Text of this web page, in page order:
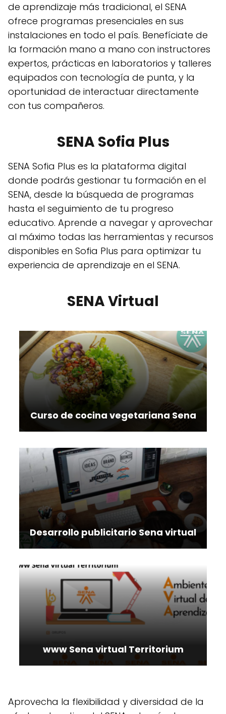
de aprendizaje más tradicional, el SENA
ofrece programas presenciales en sus
instalaciones en todo el país. Benefíciate de
la formación mano a mano con instructores
expertos, prácticas en laboratorios y talleres
equipados con tecnología de punta, y la
oportunidad de interactuar directamente
con tus compañeros.
SENA Sofia Plus
SENA Sofia Plus es la plataforma digital
donde podrás gestionar tu formación en el
SENA, desde la búsqueda de programas
hasta el seguimiento de tu progreso
educativo. Aprende a navegar y aprovechar
al máximo todas las herramientas y recursos
disponibles en Sofia Plus para optimizar tu
experiencia de aprendizaje en el SENA.
SENA Virtual
Curso de cocina vegetariana Sena
Desarrollo publicitario Sena virtual
www Sena virtual Territorium
Aprovecha la flexibilidad y diversidad de la